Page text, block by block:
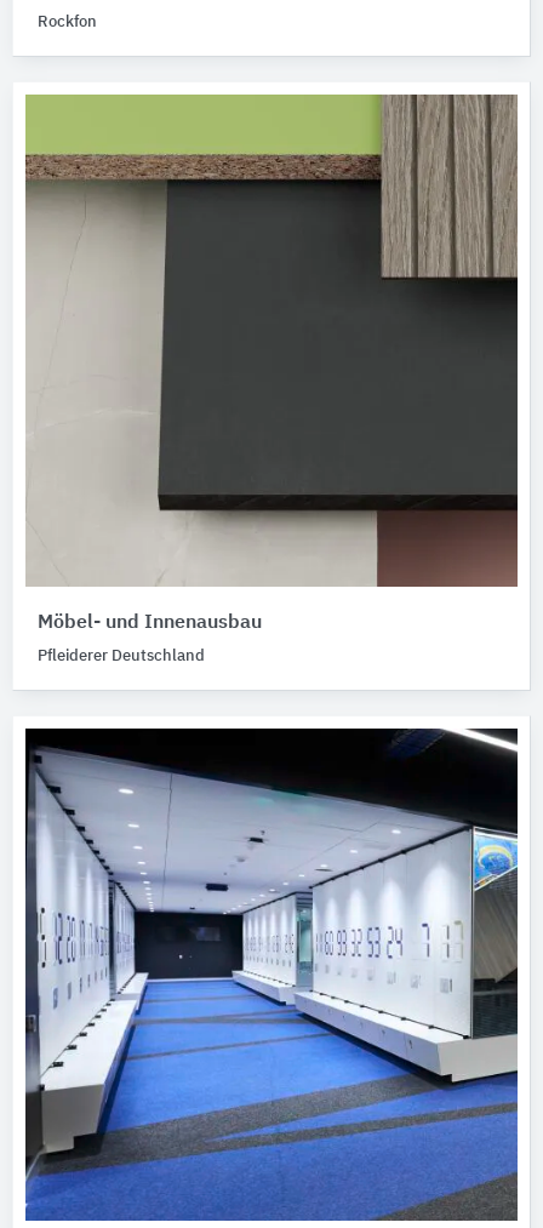
Rockfon
Möbel- und Innenausbau
Pfleiderer Deutschland